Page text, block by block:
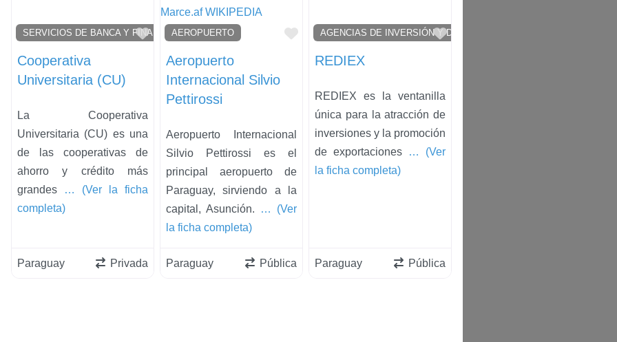
SERVICIOS DE BANCA Y FINANCIEROS Y INVERSORES
Favorito
Cooperativa
Universitaria (CU)
La Cooperativa
Universitaria (CU) es una
de las cooperativas de
ahorro y crédito más
grandes
… (Ver la ficha
completa)
Paraguay Privada
AEROPUERTO
Favorito
Aeropuerto
Internacional Silvio
Pettirossi
Aeropuerto Internacional
Silvio Pettirossi es el
principal aeropuerto de
Paraguay, sirviendo a la
capital, Asunción.
… (Ver
la ficha completa)
Paraguay Pública
AGENCIAS DE INVERSIÓN Y DESARROLLO
Favorito
REDIEX
REDIEX es la ventanilla
única para la atracción de
inversiones y la promoción
de exportaciones
… (Ver
la ficha completa)
Paraguay Pública